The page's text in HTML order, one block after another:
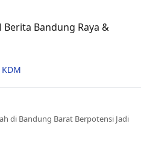
Bandung Raya &
KDM
di Bandung Barat Berpotensi Jadi